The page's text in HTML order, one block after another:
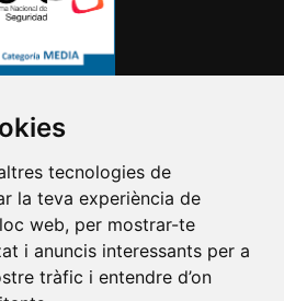
tecnologies de
la teva experiència de
web, per mostrar-te
i anuncis interessants per a
tràfic i entendre d’on